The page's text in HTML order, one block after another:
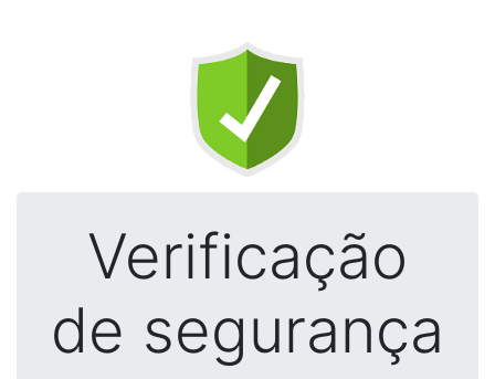
Verificação
de segurança